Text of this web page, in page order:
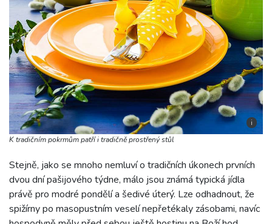
i
K tradičním pokrmům patří i tradičně prostřený stůl
Stejně, jako se mnoho nemluví o tradičních úkonech prvních
dvou dní pašijového týdne, málo jsou známá typická jídla
právě pro modré pondělí a šedivé úterý. Lze odhadnout, že
spižírny po masopustním veselí nepřetékaly zásobami, navíc